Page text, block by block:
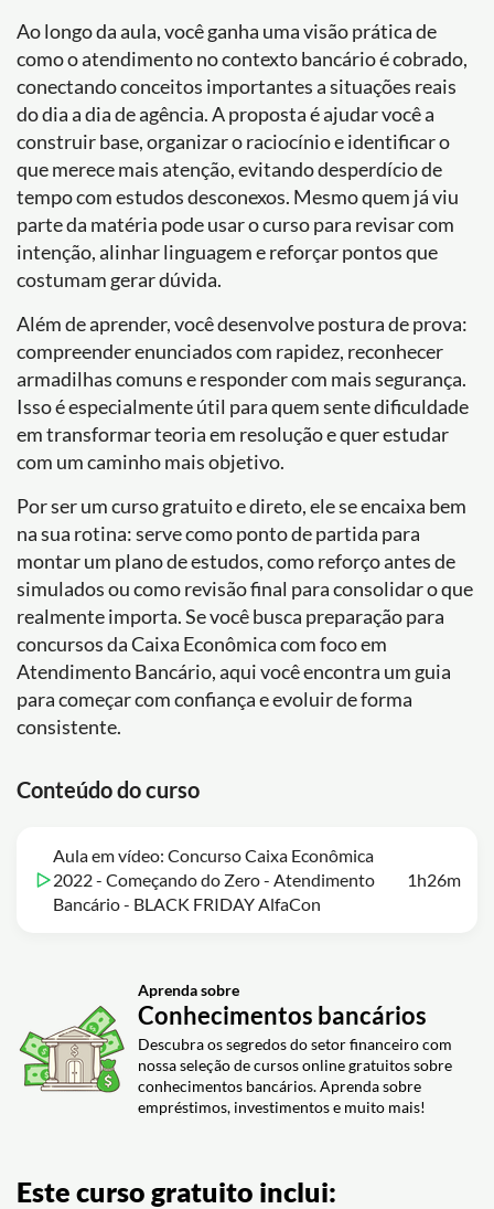
Ao longo da aula, você ganha uma visão prática de
como o atendimento no contexto bancário é cobrado,
conectando conceitos importantes a situações reais
do dia a dia de agência. A proposta é ajudar você a
construir base, organizar o raciocínio e identificar o
que merece mais atenção, evitando desperdício de
tempo com estudos desconexos. Mesmo quem já viu
parte da matéria pode usar o curso para revisar com
intenção, alinhar linguagem e reforçar pontos que
costumam gerar dúvida.
Além de aprender, você desenvolve postura de prova:
compreender enunciados com rapidez, reconhecer
armadilhas comuns e responder com mais segurança.
Isso é especialmente útil para quem sente dificuldade
em transformar teoria em resolução e quer estudar
com um caminho mais objetivo.
Por ser um curso gratuito e direto, ele se encaixa bem
na sua rotina: serve como ponto de partida para
montar um plano de estudos, como reforço antes de
simulados ou como revisão final para consolidar o que
realmente importa. Se você busca preparação para
concursos da Caixa Econômica com foco em
Atendimento Bancário, aqui você encontra um guia
para começar com confiança e evoluir de forma
consistente.
Conteúdo do curso
Aula em vídeo: Concurso Caixa Econômica
2022 - Começando do Zero - Atendimento
Bancário - BLACK FRIDAY AlfaCon
1h26m
Aprenda sobre
Conhecimentos bancários
Descubra os segredos do setor financeiro com
nossa seleção de cursos online gratuitos sobre
conhecimentos bancários. Aprenda sobre
empréstimos, investimentos e muito mais!
Este curso gratuito inclui: